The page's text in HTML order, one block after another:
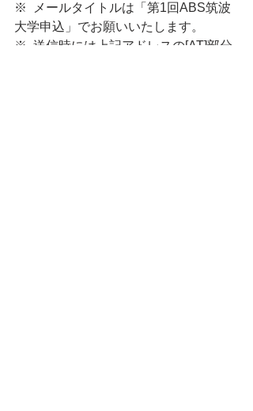
※  メールタイトルは「第1回ABS筑波
大学申込」でお願いいたします。
※  送信時には上記アドレスの[AT]部分